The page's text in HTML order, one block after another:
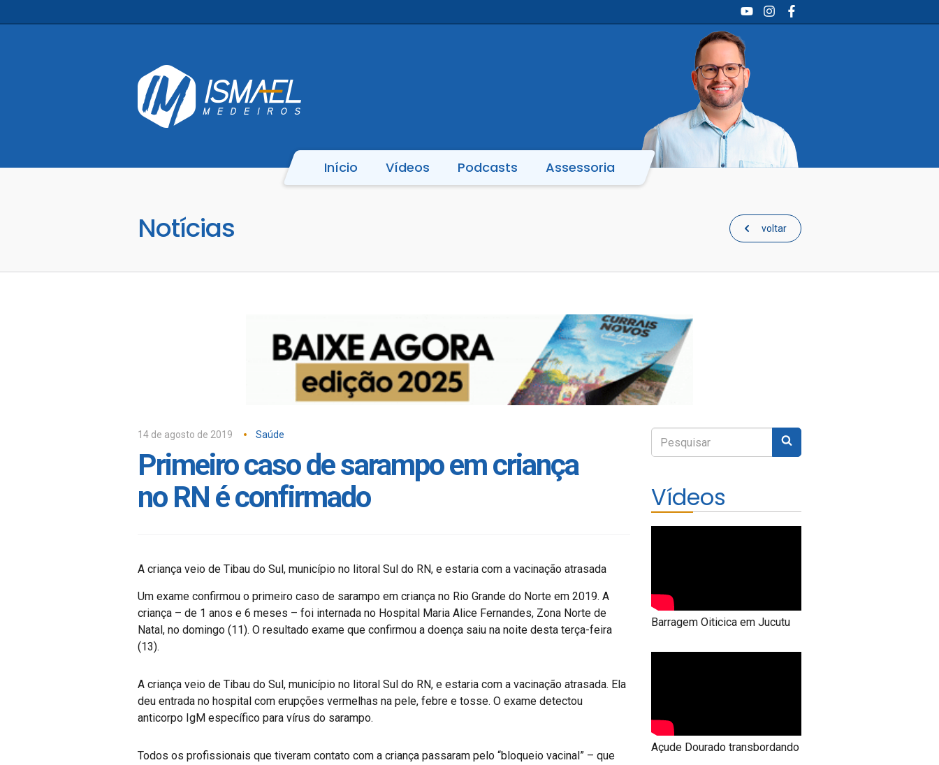
YouTubeInstagram
Início Vídeos Podcasts Assessoria
Notícias voltar
14 de agosto de 2019 Saúde
Primeiro caso de sarampo em criança
no RN é confirmado
A criança veio de Tibau do Sul, município no litoral Sul do RN, e estaria com a vacinação atrasada
Um exame confirmou o primeiro caso de sarampo em criança no Rio Grande do Norte em 2019. A
criança – de 1 anos e 6 meses – foi internada no Hospital Maria Alice Fernandes, Zona Norte de
Natal, no domingo (11). O resultado exame que confirmou a doença saiu na noite desta terça-feira
(13).
A criança veio de Tibau do Sul, município no litoral Sul do RN, e estaria com a vacinação atrasada. Ela
deu entrada no hospital com erupções vermelhas na pele, febre e tosse. O exame detectou
anticorpo IgM específico para vírus do sarampo.
Todos os profissionais que tiveram contato com a criança passaram pelo “bloqueio vacinal” – que
Digite
sua
Enviar
Vídeos
Barragem Oiticica em Jucutu
Açude Dourado transbordando